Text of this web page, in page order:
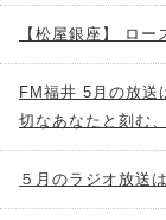
【松屋銀座】 ロ
FM福井 5月の放
切なあなたと刻む
５月のラジオ放送